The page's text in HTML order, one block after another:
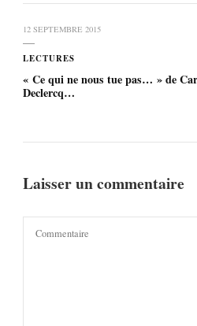
12 SEPTEMBRE 2015
LECTURES
« Ce qui ne nous tue pas… » de
Declercq…
Laisser un commentaire